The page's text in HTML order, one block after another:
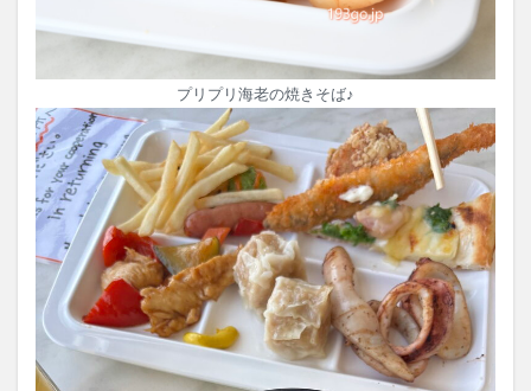
プリプリ海老の焼きそば♪